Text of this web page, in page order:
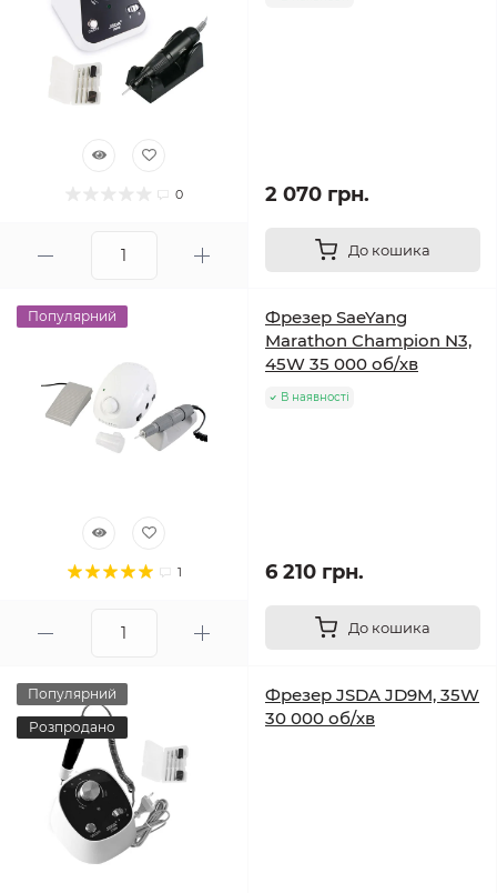
0 2 070 грн.
До кошика
Популярний
1
Фрезер SaeYang
Marathon Champion N3,
45W 35 000 об/хв
В наявності
6 210 грн.
До кошика
Популярний
Розпродано
Фрезер JSDA JD9M, 35W
30 000 об/хв